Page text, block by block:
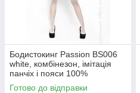
Бодистокинг Passion BS006
white, комбінезон, імітація
панчіх і пояси 100%
Анонімності
Готово до відправки